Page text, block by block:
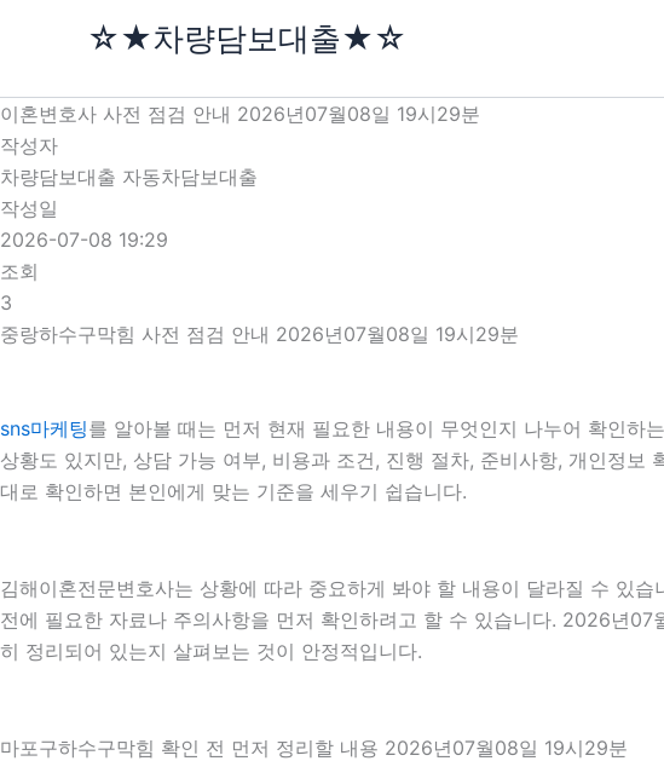
로
건
너
뛰
기
☆★차량담보대출★☆
이혼변호사 사전 점검 안내 2026년07월08일 19시29분
작성자
차량담보대출 자동차담보대출
작성일
2026-07-08 19:29
조회
3
중랑하수구막힘 사전 점검 안내 2026년07월08일 19시29분
sns마케팅를 알아볼 때는 먼저 현재 필요한 내용이 무엇인지 나누어 확인
상황도 있지만, 상담 가능 여부, 비용과 조건, 진행 절차, 준비사항, 개인정
대로 확인하면 본인에게 맞는 기준을 세우기 쉽습니다.
김해이혼전문변호사는 상황에 따라 중요하게 봐야 할 내용이 달라질 수 있
전에 필요한 자료나 주의사항을 먼저 확인하려고 할 수 있습니다. 2026년
히 정리되어 있는지 살펴보는 것이 안정적입니다.
마포구하수구막힘 확인 전 먼저 정리할 내용 2026년07월08일 19시29분